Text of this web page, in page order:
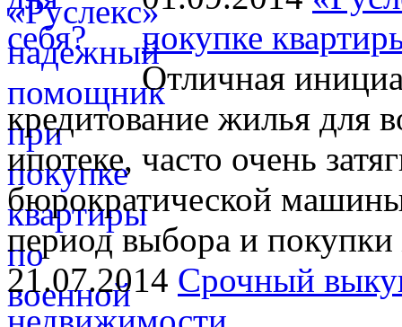
покупке
Отличная
кредитование жилья для
ипотеке, часто очень
бюрократической
период выбора и
21.07.2014 Срочный